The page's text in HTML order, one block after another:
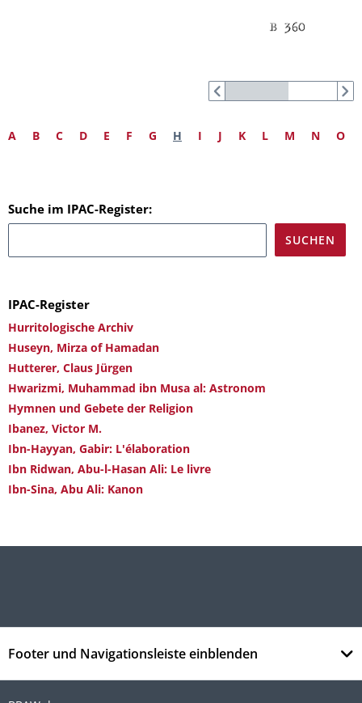
A B C D E F G H I J K L M N O
Suche im IPAC-Register:
IPAC-Register
Hurritologische Archiv
Huseyn, Mirza of Hamadan
Hutterer, Claus Jürgen
Hwarizmi, Muhammad ibn Musa al: Astronom
Hymnen und Gebete der Religion
Ibanez, Victor M.
Ibn-Hayyan, Gabir: L'élaboration
Ibn Ridwan, Abu-l-Hasan Ali: Le livre
Ibn-Sina, Abu Ali: Kanon
Footer und Navigationsleiste einblenden